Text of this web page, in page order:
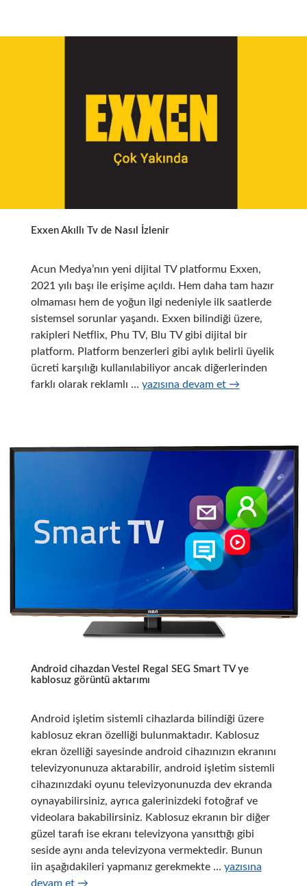
Exxen Akıllı Tv de Nasıl İzlenir
Acun Medya’nın yeni dijital TV platformu Exxen,
2021 yılı başı ile erişime açıldı. Hem daha tam hazır
olmaması hem de yoğun ilgi nedeniyle ilk saatlerde
sistemsel sorunlar yaşandı. Exxen bilindiği üzere,
rakipleri Netflix, Phu TV, Blu TV gibi dijital bir
platform. Platform benzerleri gibi aylık belirli üyelik
ücreti karşılığı kullanılabiliyor ancak diğerlerinden
farklı olarak reklamlı … Exxen
Nasıl
İzlenir
yazısına devam et →
Android cihazdan Vestel Regal SEG Smart TV ye
kablosuz görüntü aktarımı
Android işletim sistemli cihazlarda bilindiği üzere
kablosuz ekran özelliği bulunmaktadır. Kablosuz
ekran özelliği sayesinde android cihazınızın ekranını
televizyonunuza aktarabilir, android işletim sistemli
cihazınızdaki oyunu televizyonunuzda dev ekranda
oynayabilirsiniz, ayrıca galerinizdeki fotoğraf ve
videolara bakabilirsiniz. Kablosuz ekranın bir diğer
güzel tarafı ise ekranı televizyona yansıttığı gibi
seside aynı anda televizyona vermektedir. Bunun
iin aşağıdakileri yapmanız gerekmekte … Android
yazısına
devam et →